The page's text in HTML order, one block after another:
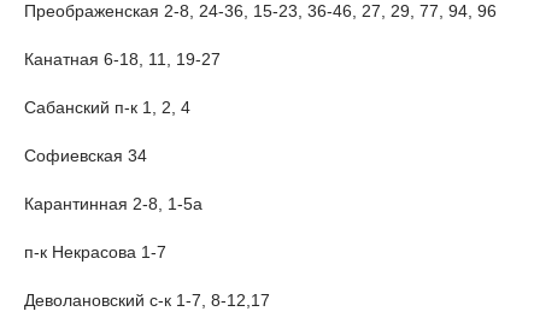
Преображенская 2-8, 24-36, 15-23, 36-46, 27, 29, 77, 94, 96
Канатная 6-18, 11, 19-27
Сабанский п-к 1, 2, 4
Софиевская 34
Карантинная 2-8, 1-5а
п-к Некрасова 1-7
Деволановский с-к 1-7, 8-12,17